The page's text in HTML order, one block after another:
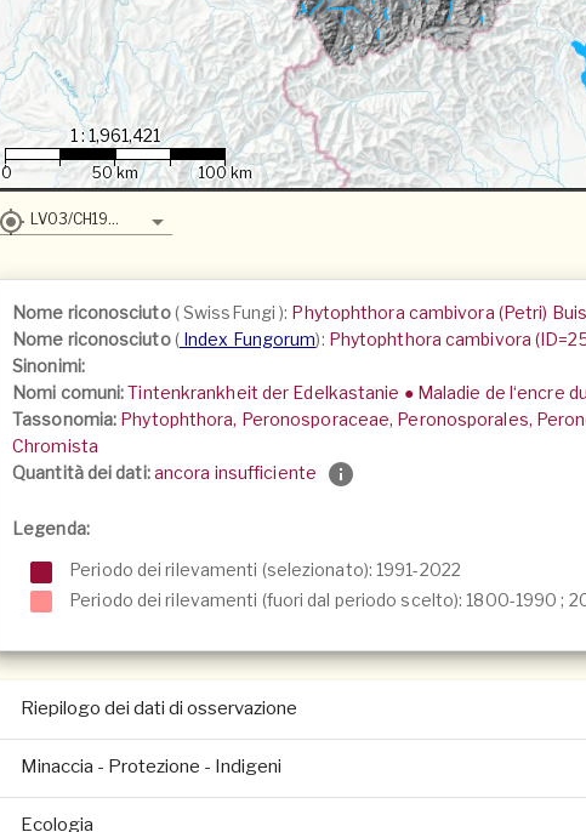
1 : 1,961,421
0 50 km 100 km
LV03/CH1903
Nome riconosciuto(SwissFungi): Phytophthora cambivora (Petri)
Nome riconosciuto(Index Fungorum): Phytophthora cambivora
Sinonimi:
Nomi comuni:Tintenkrankheit der Edelkastanie ● Maladie de l‘encre
Tassonomia: Phytophthora, Peronosporaceae, Peronosporales,
Chromista
Quantità dei dati:ancora insufficiente
Legenda:
Periodo dei rilevamenti (selezionato): 1991-2022
Periodo dei rilevamenti (fuori dal periodo scelto): 1800-1990;
Riepilogo dei dati di osservazione
Minaccia - Protezione - Indigeni
Ecologia